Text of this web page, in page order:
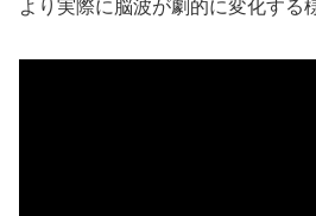
より実際に脳波が劇的に変化する